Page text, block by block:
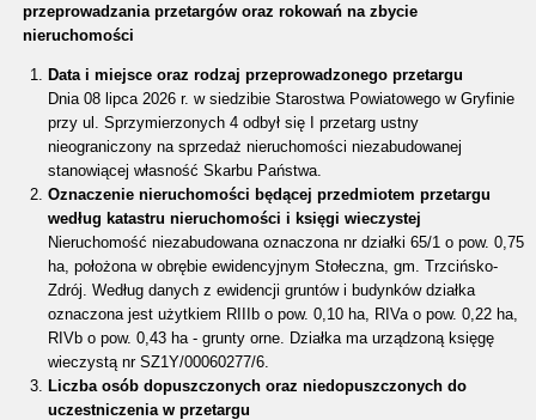
przeprowadzania przetargów oraz rokowań na zbycie
nieruchomości
Data i miejsce oraz rodzaj przeprowadzonego przetargu
Dnia 08 lipca 2026 r. w siedzibie Starostwa Powiatowego w Gryfinie
przy ul. Sprzymierzonych 4 odbył się I przetarg ustny
nieograniczony na sprzedaż nieruchomości niezabudowanej
stanowiącej własność Skarbu Państwa.
Oznaczenie nieruchomości będącej przedmiotem przetargu
według katastru nieruchomości i księgi wieczystej
Nieruchomość niezabudowana oznaczona nr działki 65/1 o pow. 0,75
ha, położona w obrębie ewidencyjnym Stołeczna, gm. Trzcińsko-
Zdrój. Według danych z ewidencji gruntów i budynków działka
oznaczona jest użytkiem RIIIb o pow. 0,10 ha, RIVa o pow. 0,22 ha,
RIVb o pow. 0,43 ha - grunty orne. Działka ma urządzoną księgę
wieczystą nr SZ1Y/00060277/6.
Liczba osób dopuszczonych oraz niedopuszczonych do
uczestniczenia w przetargu